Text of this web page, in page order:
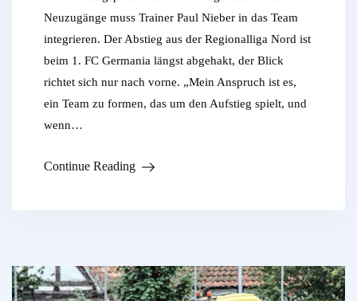
Neuzugänge muss Trainer Paul Nieber in das Team
integrieren. Der Abstieg aus der Regionalliga Nord ist
beim 1. FC Germania längst abgehakt, der Blick
richtet sich nur nach vorne. „Mein Anspruch ist es,
ein Team zu formen, das um den Aufstieg spielt, und
wenn…
Continue Reading